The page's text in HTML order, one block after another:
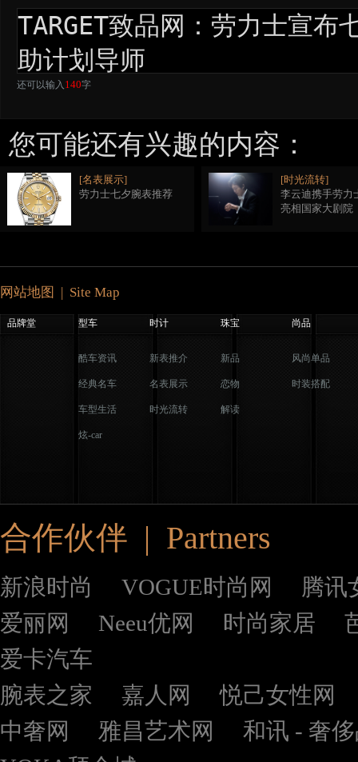
还可以输入 140字
您可能还有兴趣的内容：
[名表展示]
劳力士七夕腕表推荐
[时光流转]
李云迪携手劳力
亮相国家大剧院
网站地图 | Site Map
品牌堂 型车 时计 珠宝 尚品
酷车资讯
经典名车
车型生活
炫-car
新表推介
名表展示
时光流转
新品
恋物
解读
风尚单品
时装搭配
合作伙伴 | Partners
新浪时尚 VOGUE时尚网
腾讯
爱丽网
Neeu优网 时尚家居
爱卡汽车
腕表之家
嘉人网
悦己女性网
中奢网
雅昌艺术网
和讯 - 奢